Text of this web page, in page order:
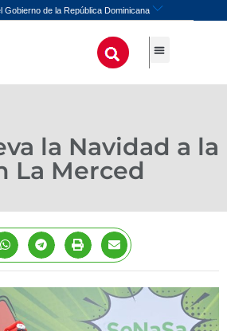
la Navidad a la
La Merced